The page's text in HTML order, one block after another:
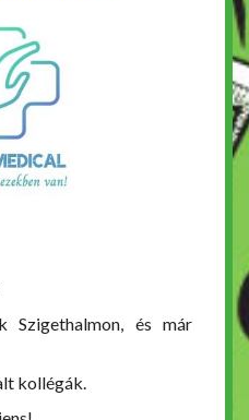
Szigethalmon, és már
kollégák.